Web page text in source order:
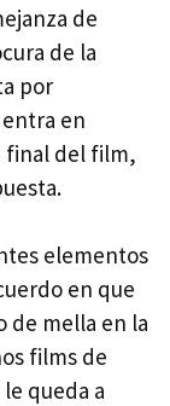
de
de la
por
en
final del film,
elementos
en que
de mella en la
films de
queda a